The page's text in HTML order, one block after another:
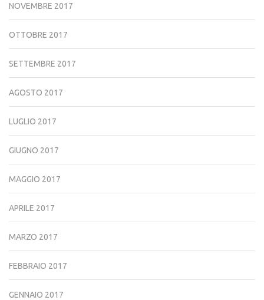
NOVEMBRE 2017
OTTOBRE 2017
SETTEMBRE 2017
AGOSTO 2017
LUGLIO 2017
GIUGNO 2017
MAGGIO 2017
APRILE 2017
MARZO 2017
FEBBRAIO 2017
GENNAIO 2017